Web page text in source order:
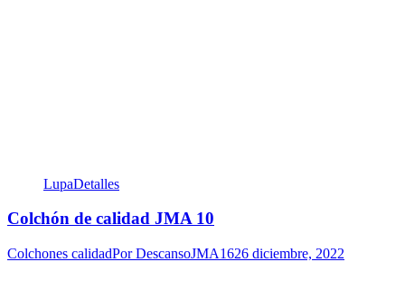
LupaDetalles
Colchón de calidad JMA 10
Colchones calidadPorDescansoJMA1626 diciembre, 2022